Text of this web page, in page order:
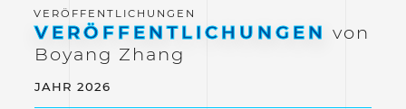
VERÖFFENTLICHUNGEN von
Boyang Zhang
JAHR 2026